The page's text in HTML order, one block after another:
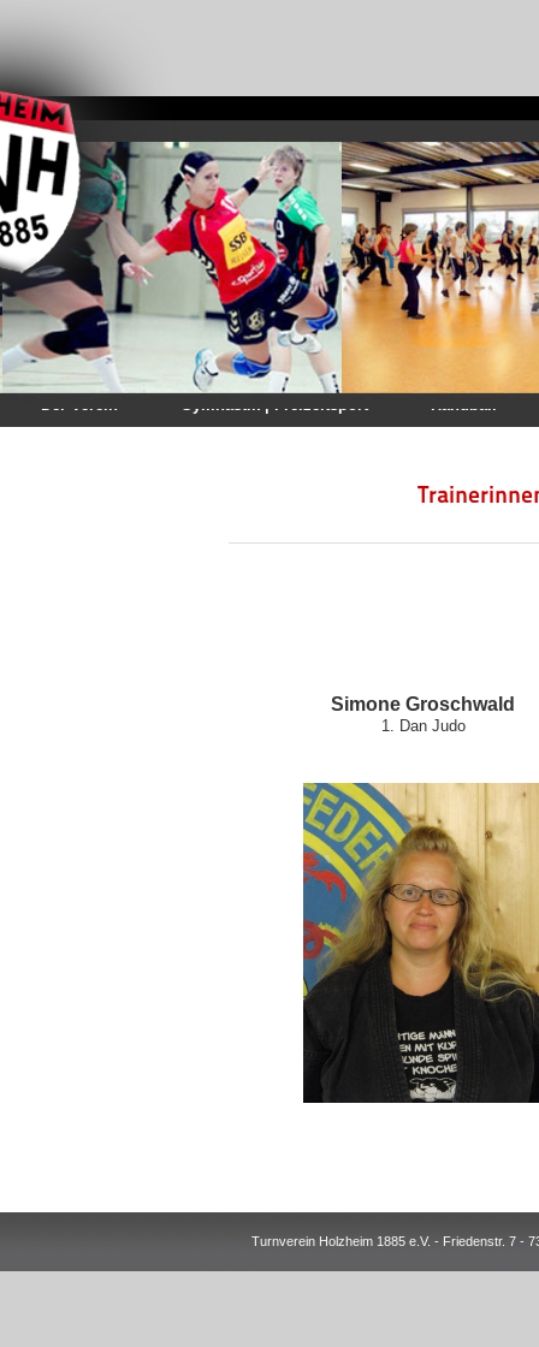
Der Verein Gymnastik | Freizeitsport Handball
Simone Groschwald
1. Dan Judo
Turnverein Holzheim 1885 e.V. - Friedenstr. 7 -